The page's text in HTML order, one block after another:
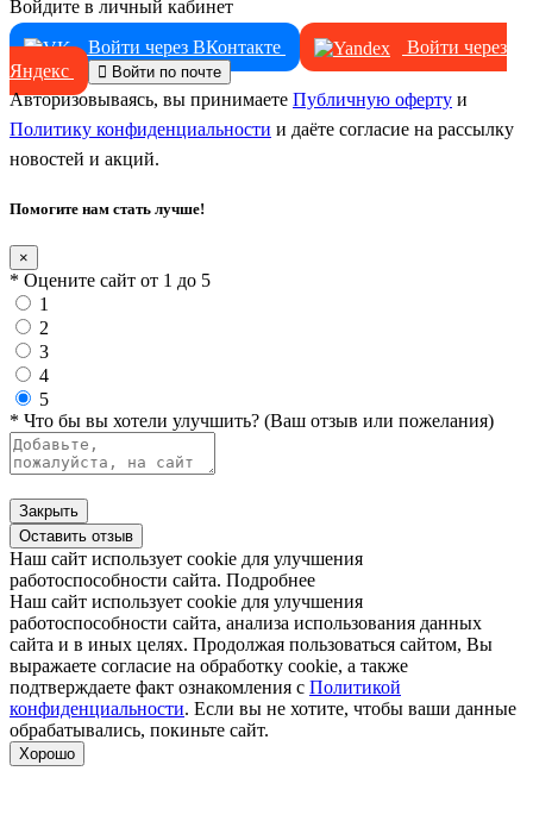
Войдите в личный кабинет
Войти через ВКонтакте
Войти через
Яндекс
Войти по почте
Авторизовываясь, вы принимаете Публичную оферту и
Политику конфиденциальности и даёте согласие на рассылку
новостей и акций.
Помогите нам стать лучше!
×
* Оцените сайт от 1 до 5
1
2
3
4
5
* Что бы вы хотели улучшить? (Ваш отзыв или пожелания)
Закрыть
Оставить отзыв
Наш сайт использует cookie для улучшения
работоспособности сайта. Подробнее
Наш сайт использует cookie для улучшения
работоспособности сайта, анализа использования данных
сайта и в иных целях. Продолжая пользоваться сайтом, Вы
выражаете согласие на обработку cookie, а также
подтверждаете факт ознакомления с Политикой
конфиденциальности. Если вы не хотите, чтобы ваши данные
обрабатывались, покиньте сайт.
Хорошо